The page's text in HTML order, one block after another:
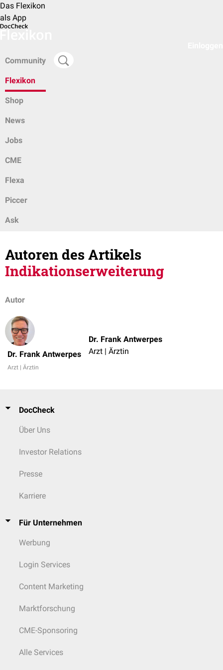
Das Flexikon
als App
Community
Flexikon
Shop
News
Jobs
CME
Flexa
Piccer
Ask
Autoren des Artikels
Indikationserweiterung
Autor
Dr. Frank Antwerpes
Arzt | Ärztin
Dr. Frank Antwerpes
Arzt | Ärztin
DocCheck
Über Uns
Investor Relations
Presse
Karriere
Für Unternehmen
Werbung
Login Services
Content Marketing
Marktforschung
CME-Sponsoring
Alle Services